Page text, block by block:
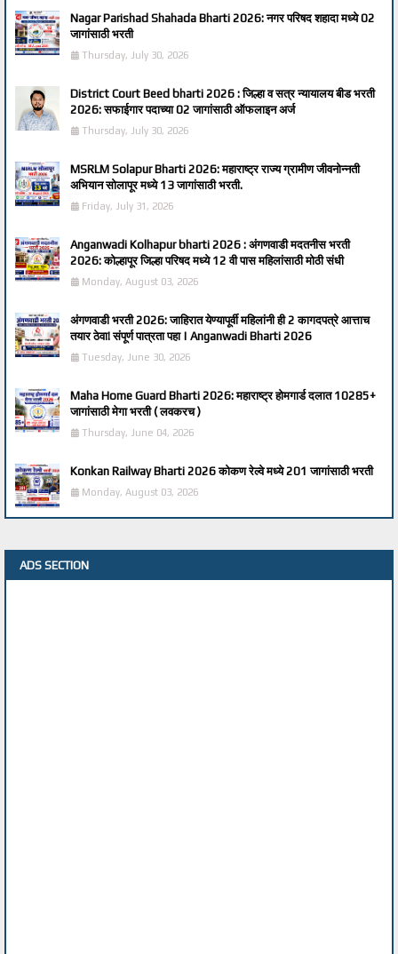
Nagar Parishad Shahada Bharti 2026: नगर परिषद शहादा मध्ये 02
जागांसाठी भरती
Thursday, July 30, 2026
District Court Beed bharti 2026 : जिल्हा व सत्र न्यायालय बीड भरती
2026: सफाईगार पदाच्या 02 जागांसाठी ऑफलाइन अर्ज
Thursday, July 30, 2026
MSRLM Solapur Bharti 2026: महाराष्ट्र राज्य ग्रामीण जीवनोन्नती
अभियान सोलापूर मध्ये 13 जागांसाठी भरती.
Friday, July 31, 2026
Anganwadi Kolhapur bharti 2026 : अंगणवाडी मदतनीस भरती
2026: कोल्हापूर जिल्हा परिषद मध्ये 12 वी पास महिलांसाठी मोठी संधी
Monday, August 03, 2026
अंगणवाडी भरती 2026: जाहिरात येण्यापूर्वी महिलांनी ही 2 कागदपत्रे आत्ताच
तयार ठेवा! संपूर्ण पात्रता पहा | Anganwadi Bharti 2026
Tuesday, June 30, 2026
Maha Home Guard Bharti 2026: महाराष्ट्र होमगार्ड दलात 10285+
जागांसाठी मेगा भरती ( लवकरच )
Thursday, June 04, 2026
Konkan Railway Bharti 2026 कोकण रेल्वे मध्ये 201 जागांसाठी भरती
Monday, August 03, 2026
ADS SECTION